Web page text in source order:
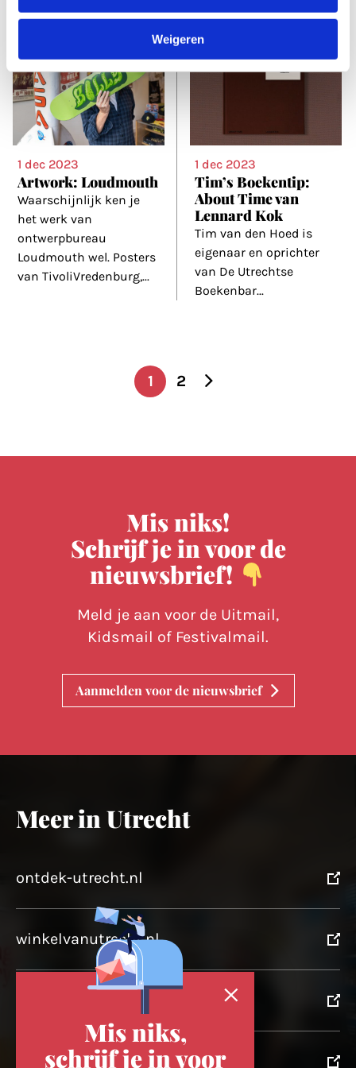
Weigeren
1 dec 2023
Artwork: Loudmouth
Waarschijnlijk ken je
het werk van
ontwerpbureau
Loudmouth wel. Posters
van TivoliVredenburg,...
1 dec 2023
Tim’s Boekentip:
About Time van
Lennard Kok
Tim van den Hoed is
eigenaar en oprichter
van De Utrechtse
Boekenbar...
Berichten
paginering
1 2
Mis niks!
Schrijf je in voor de
nieuwsbrief!
Meld je aan voor de Uitmail,
Kidsmail of Festivalmail.
Aanmelden voor de nieuwsbrief
Meer in Utrecht
ontdek-utrecht.nl
winkelvanutrecht.nl
utrechtpartners.nl
Mis niks,
schrijf je in voor